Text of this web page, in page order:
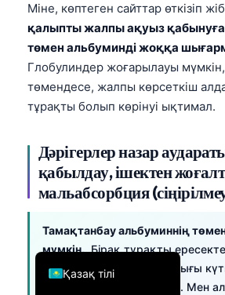
Міне, көптеген сайттар өткізіп
қалыпты жалпы ақуыз
төмен альбуминді жоққа
Глобулиндер жоғарылауы
төмендесе, жалпы көрсеткіш
тұрақты болып көрінуі ықтимал.
Дәрігерлер назар
қабылдау, ішектен
мальабсорбция
Тамақтанбау альбуминнің
мүмкін., Бірақ тұрақты
тағамдық ақуыз тапшылығы
сирек түсіндірме болады. Мен
Қазақ тілі
English
العربية
Français
עִבְרִית
Español
Português
Ελληνικά
Türkçe